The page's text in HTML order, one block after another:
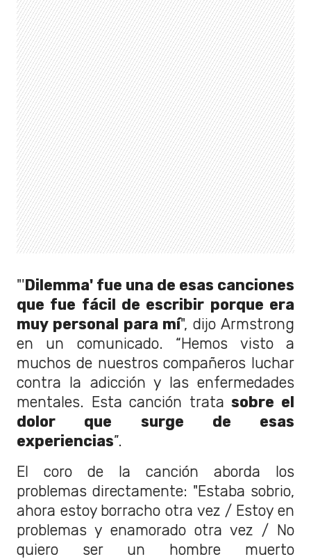
"'Dilemma' fue una de esas canciones
que fue fácil de escribir porque era
muy personal para mí", dijo Armstrong
en un comunicado. “Hemos visto a
muchos de nuestros compañeros luchar
contra la adicción y las enfermedades
mentales. Esta canción tratasobre el
dolor que surge de esas
experiencias”.
El coro de la canción aborda los
problemas directamente: "Estaba sobrio,
ahora estoy borracho otra vez / Estoy en
problemas y enamorado otra vez / No
quiero ser un hombre muerto